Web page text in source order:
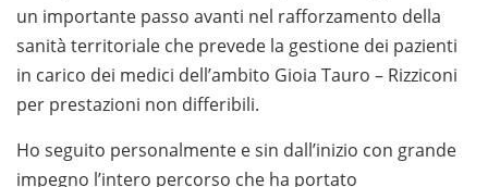
un importante passo avanti nel rafforzamento della
sanità territoriale che prevede la gestione dei pazienti
in carico dei medici dell’ambito Gioia Tauro – Rizziconi
per prestazioni non differibili.
Ho seguito personalmente e sin dall’inizio con grande
impegno l’intero percorso che ha portato